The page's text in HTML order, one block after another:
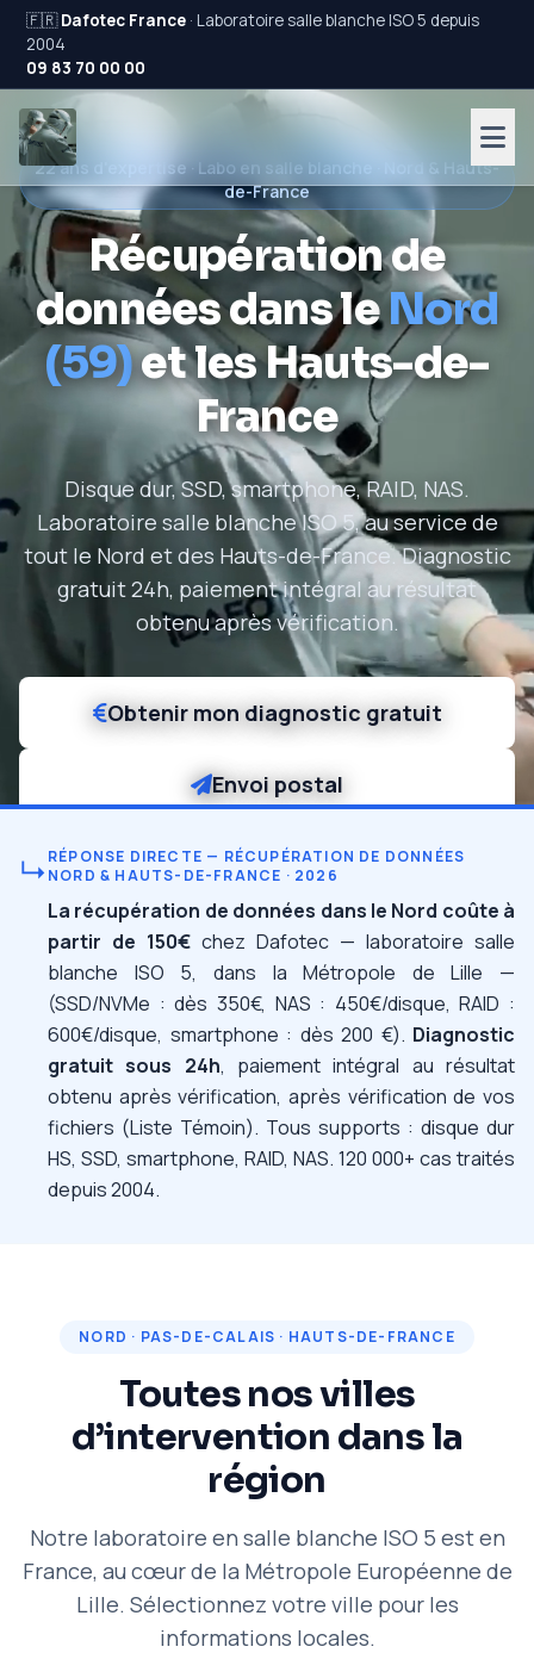
🇫🇷Dafotec France · Laboratoire salle blanche ISO 5 depuis
2004
09 83 70 00 00
22 ans d'expertise · Labo en salle blanche · Nord & Hauts-
de-France
Récupération de
données dans leNord
(59)et les Hauts-de-
France
Disque dur, SSD, smartphone, RAID, NAS.
Laboratoire salle blanche ISO 5, au service de
tout le Nord et des Hauts-de-France. Diagnostic
gratuit 24h, paiement intégral au résultat
obtenu après vérification.
Obtenir mon diagnostic gratuit
Envoi postal
↳ RÉPONSE DIRECTE — RÉCUPÉRATION DE DONNÉES
NORD & HAUTS-DE-FRANCE · 2026
La récupération de données dans le Nord coûte à
partir de 150€ chez Dafotec — laboratoire salle
blanche ISO 5, dans la Métropole de Lille —
(SSD/NVMe : dès 350€, NAS : 450€/disque, RAID :
600€/disque, smartphone : dès 200 €). Diagnostic
gratuit sous 24h, paiement intégral au résultat
obtenu après vérification, après vérification de vos
fichiers (Liste Témoin). Tous supports : disque dur
HS, SSD, smartphone, RAID, NAS. 120 000+ cas traités
depuis 2004.
NORD · PAS-DE-CALAIS · HAUTS-DE-FRANCE
Toutes nos villes
d’intervention dans la
région
Notre laboratoire en salle blanche ISO 5 est en
France, au cœur de la Métropole Européenne de
Lille. Sélectionnez votre ville pour les
informations locales.